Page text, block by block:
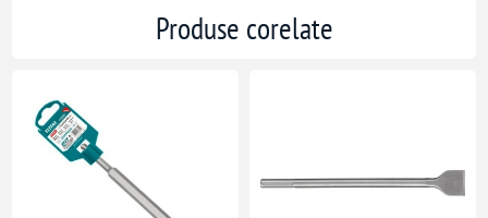
Produse corelate